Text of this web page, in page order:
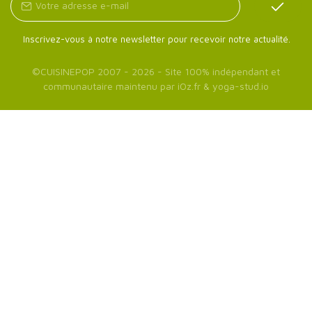
Inscrivez-vous à notre newsletter pour recevoir notre actualité.
©CUISINEPOP 2007 - 2026 - Site 100% indépendant et
communautaire maintenu par iOz.fr & yoga-stud.io